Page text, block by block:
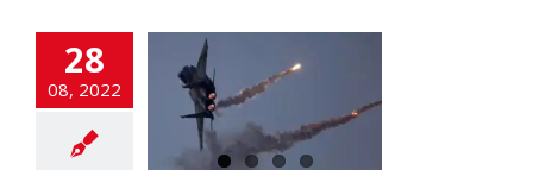
28
08, 2022
plus de
en une
à Masyaf
DEFENSE